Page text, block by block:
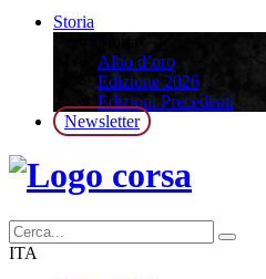
Storia
Albo d’oro
Edizione 2026
Edizioni Precedenti
Newsletter
ITA